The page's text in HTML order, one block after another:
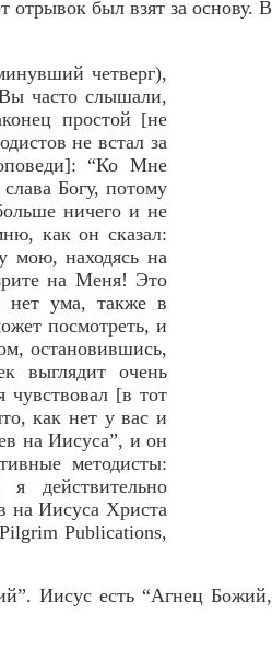
отрывок был взят за основу. В
четверг),
Вы часто слышали,
простой [не
не встал за
“Ко Мне
Богу, потому
ничего и не
как он сказал:
мою, находясь на
на Меня! Это
нет ума, также в
посмотреть, и
остановившись,
выглядит очень
[в тот
как нет у вас и
на Иисуса”, и он
методисты:
действительно
на Иисуса Христа
Publications,
Иисус есть “Агнец Божий,